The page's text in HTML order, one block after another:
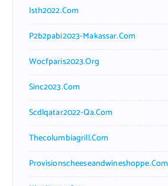
Isth2022.com
P2b2pabi2023-Makassar.com
Wocfparis2023.org
Sinc2023.com
Scdlqatar2022-Qa.com
Thecolumbiagrill.com
Provisionscheeseandwineshoppe.com